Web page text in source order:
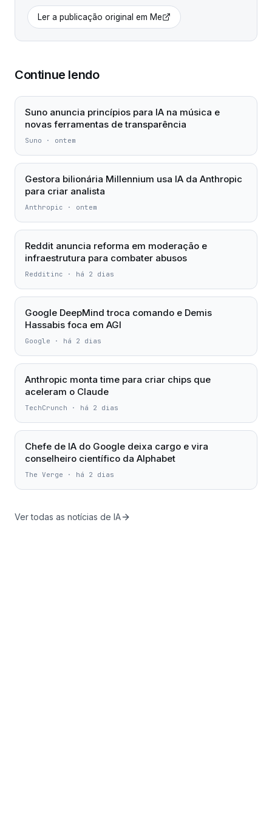
Ler a publicação original em Me
Continue lendo
Suno anuncia princípios para IA na música e
novas ferramentas de transparência
Suno · ontem
Gestora bilionária Millennium usa IA da Anthropic
para criar analista
Anthropic · ontem
Reddit anuncia reforma em moderação e
infraestrutura para combater abusos
Redditinc · há 2 dias
Google DeepMind troca comando e Demis
Hassabis foca em AGI
Google · há 2 dias
Anthropic monta time para criar chips que
aceleram o Claude
TechCrunch · há 2 dias
Chefe de IA do Google deixa cargo e vira
conselheiro científico da Alphabet
The Verge · há 2 dias
Ver todas as notícias de IA